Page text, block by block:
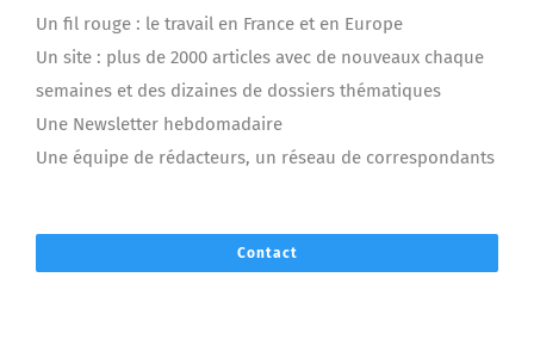
Un fil rouge : le travail en France et en Europe
Un site : plus de 2000 articles avec de nouveaux chaque
semaines et des dizaines de dossiers thématiques
Une Newsletter hebdomadaire
Une équipe de rédacteurs, un réseau de correspondants
Contact